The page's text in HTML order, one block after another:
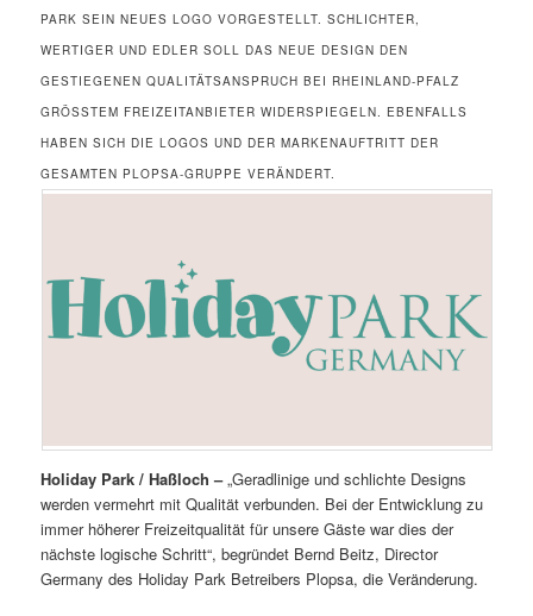
PARK SEIN NEUES LOGO VORGESTELLT. SCHLICHTER,
WERTIGER UND EDLER SOLL DAS NEUE DESIGN DEN
GESTIEGENEN QUALITÄTSANSPRUCH BEI RHEINLAND-PFALZ
GRÖSSTEM FREIZEITANBIETER WIDERSPIEGELN. EBENFALLS H
ABEN SICH DIE LOGOS UND DER MARKENAUFTRITT DER G
ESAMTEN PLOPSA-GRUPPE VERÄNDERT.
Holiday Park / Haßloch –„Geradlinige und schlichte Designs
werden vermehrt mit Qualität verbunden. Bei der Entwicklung zu
immer höherer Freizeitqualität für unsere Gäste war dies der
nächste logische Schritt“, begründet Bernd Beitz, Director
Germany des Holiday Park Betreibers Plopsa, die Veränderung.